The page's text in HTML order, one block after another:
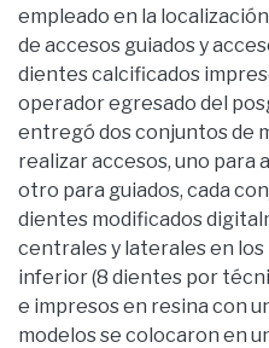
empleado en la
de accesos guiados y
dientes calcificados
operador egresado del
entregó dos conjuntos de
realizar accesos, uno para
otro para guiados, cada
dientes modificados
centrales y laterales en
inferior (8 dientes por
e impresos en resina con
modelos se colocaron en